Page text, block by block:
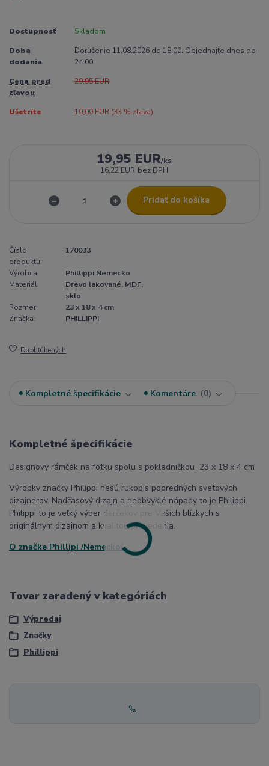
Dostupnosť Skladom
Doba
dodania
Doručenie 11.08.2026 do 18:00. Objednajte dnes do
24:00
Cena pred
zľavou
29,95 EUR
Ušetríte 10,00 EUR (33 % zľava)
19,95 EUR/ks
16,22 EUR bez DPH
Pridať do košíka
Číslo
produktu:
170033
Výrobca:
Phillippi Nemecko
Materiál:
Drevo lakované, MDF,
sklo
Rozmer:
23 x 18 x 4 cm
Značka:
PHILLIPPI
Do obľúbených
Kompletné špecifikácie Komentáre 0
Kompletné špecifikácie
Designový rámček na fotku spolu s pokladničkou 23 x 18 x 4 cm
Výrobky značky Philippi nesú rukopis popredných svetových
dizajnérov. Nadčasový dizajn a neobvyklé nápady to je Philippi.
Philippi to je veľký výber darčekov pre Vašich blízkych s
originálnym dizajnom a kvalitou prevedenia.
O značke Phillipi /Nemecko/
Tovar zaradený v kategóriách
Výpredaj
Značky
Phillippi